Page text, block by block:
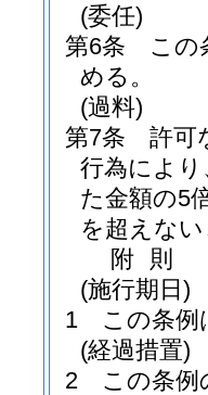
(委任)
第6条
この
める。
(過料)
第7条
許可
行為によ
た金額の5
を超えな
附 則
(施行期日)
1
この条例
(経過措置)
2
この条例